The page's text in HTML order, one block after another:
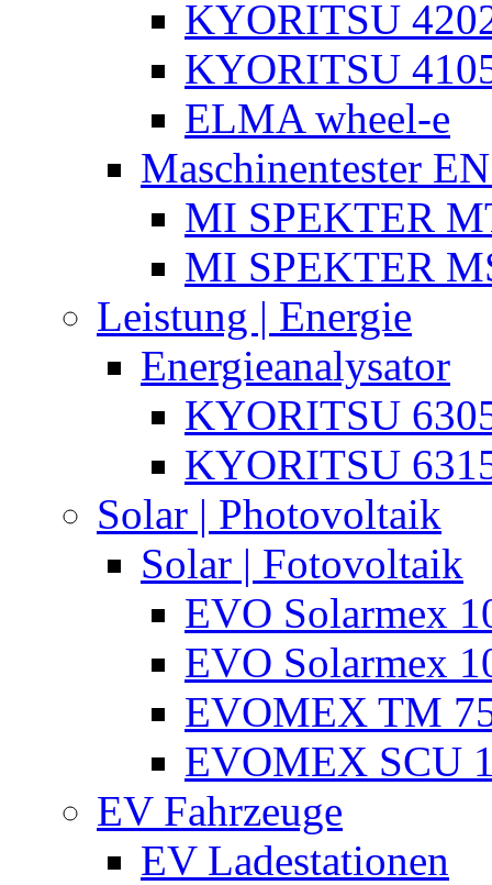
KYORITSU
KYORITSU
ELMA wheel-e
Maschinentester
MI SPEKTER
MI SPEKTER
Leistung | Energie
Energieanalysator
KYORITSU
KYORITSU
Solar | Photovoltaik
Solar | Fotovoltaik
EVO Solarmex
EVO Solarmex
EVOMEX TM
EVOMEX SCU
EV Fahrzeuge
EV Ladestationen